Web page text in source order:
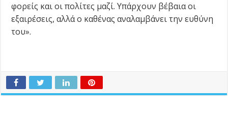
φορείς και οι πολίτες μαζί. Υπάρχουν βέβαια οι
εξαιρέσεις, αλλά ο καθένας αναλαμβάνει την ευθύνη
του».